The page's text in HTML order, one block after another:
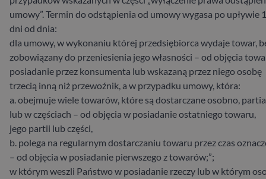
umowy”. Termin do odstąpienia od umowy wygasa po upływie
dni od dnia:
dla umowy, w wykonaniu której przedsiębiorca wydaje towar,
zobowiązany do przeniesienia jego własności – od objęcia
posiadanie przez konsumenta lub wskazaną przez niego osobę
trzecią inną niż przewoźnik, a w przypadku umowy, która:
a. obejmuje wiele towarów, które są dostarczane osobno,
lub w częściach – od objęcia w posiadanie ostatniego towaru,
jego partii lub części,
b. polega na regularnym dostarczaniu towaru przez czas
– od objęcia w posiadanie pierwszego z towarów;”;
w którym weszli Państwo w posiadanie rzeczy lub w którym